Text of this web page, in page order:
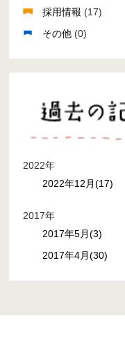
採用情報 (17)
その他 (0)
2022年
2022年12月(17)
2017年
2017年5月(3)
2017年4月(30)